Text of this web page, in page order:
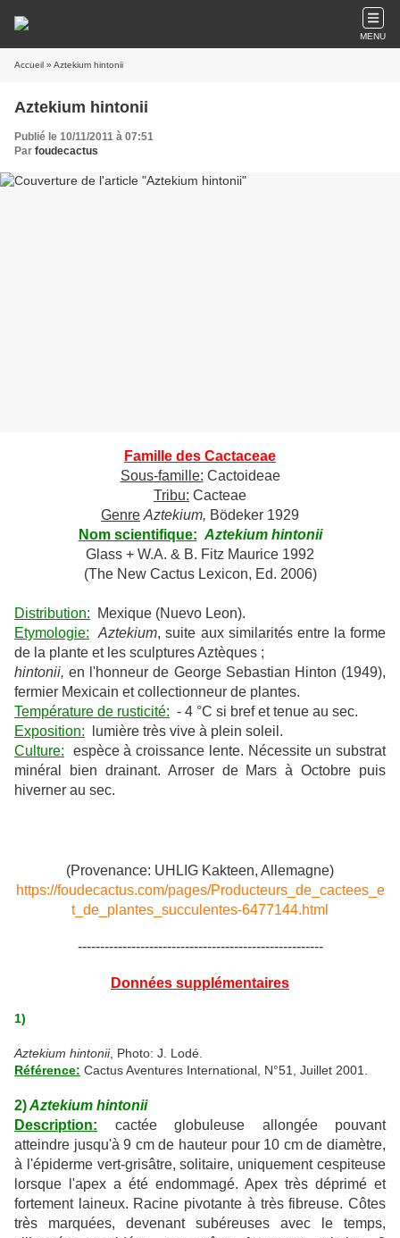
MENU
Accueil » Aztekium hintonii
Aztekium hintonii
Publié le 10/11/2011 à 07:51
Par foudecactus
Famille des Cactaceae
Sous-famille: Cactoideae
Tribu: Cacteae
Genre Aztekium, Bödeker 1929
Nom scientifique: Aztekium hintonii
Glass + W.A. & B. Fitz Maurice 1992
(The New Cactus Lexicon, Ed. 2006)
Distribution:
Mexique (Nuevo Leon).
Etymologie:
Aztekium, suite aux similarités entre la forme
de la plante et les sculptures Aztèques ;
hintonii, en l'honneur de George Sebastian Hinton (1949),
fermier Mexicain et collectionneur de plantes.
Température de rusticité: - 4 °C si bref et tenue au sec.
Exposition:
lumière très vive à plein soleil.
Culture: espèce à croissance lente. Nécessite un substrat
minéral bien drainant. Arroser de Mars à Octobre puis
hiverner au sec.
(Provenance: UHLIG Kakteen, Allemagne)
https://foudecactus.com/pages/Producteurs_de_cactees_e
t_de_plantes_succulentes-6477144.html
-------------------------------------------------------
Données supplémentaires
1)
Aztekium hintonii, Photo: J. Lodé.
Référence: Cactus Aventures International, N°51, Juillet 2001.
2)Aztekium hintonii
Description: cactée globuleuse allongée pouvant
atteindre jusqu'à 9 cm de hauteur pour 10 cm de diamètre,
à l'épiderme vert-grisâtre, solitaire, uniquement cespiteuse
lorsque l'apex a été endommagé. Apex très déprimé et
fortement laineux. Racine pivotante à très fibreuse. Côtes
très marquées, devenant subéreuses avec le temps,